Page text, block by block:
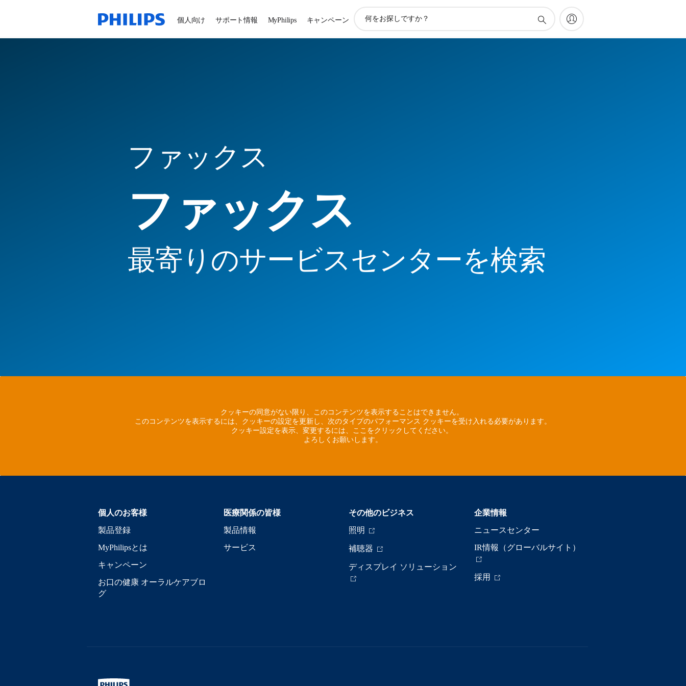
個人向け サポート情報 MyPhilips キャンペーン
ファックス
ファックス
最寄りのサービスセンターを検索
クッキーの同意がない限り、このコンテンツを表示することはできません。
このコンテンツを表示するには、クッキーの設定を更新し、次のタイプのパフォーマンス クッキーを受け入れる必要があります。
クッキー設定を表示、変更するには、ここをクリックしてください。
よろしくお願いします。
個人のお客様
製品登録
MyPhilipsとは
キャンペーン
お口の健康 オーラルケアブロ
グ
医療関係の皆様
製品情報
サービス
その他のビジネス
照明
補聴器
ディスプレイ ソリューション
企業情報
ニュースセンター
IR情報（グローバルサイト）
採用